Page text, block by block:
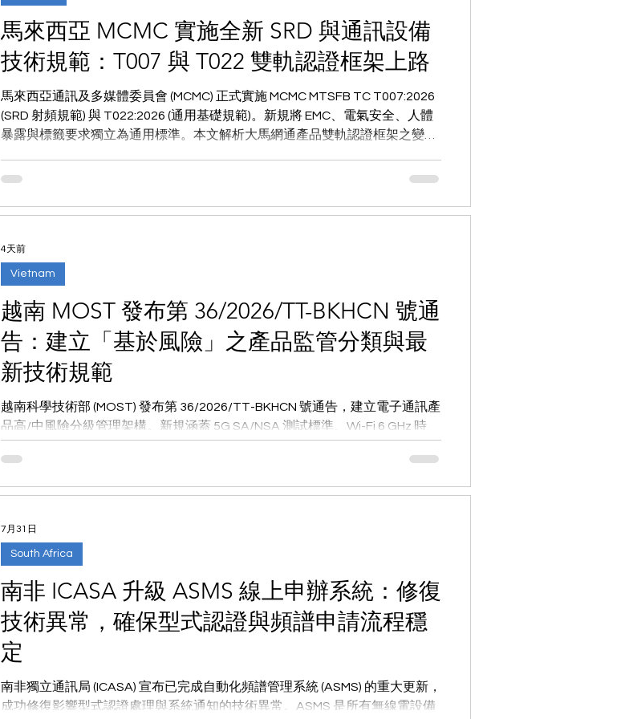
馬來西亞 MCMC 實施全新 SRD 與通訊設備
技術規範：T007 與 T022 雙軌認證框架上路
馬來西亞通訊及多媒體委員會 (MCMC) 正式實施 MCMC MTSFB TC T007:2026
(SRD 射頻規範) 與 T022:2026 (通用基礎規範)。新規將 EMC、電氣安全、人體
暴露與標籤要求獨立為通用標準。本文解析大馬網通產品雙軌認證框架之變
越南 MOST 發布第 36/2026/TT-BKHCN 號通
告：建立「基於風險」之產品監管分類與最
新技術規範
越南科學技術部 (MOST) 發布第 36/2026/TT-BKHCN 號通告，建立電子通訊產
品高/中風險分級管理架構。新規涵蓋 5G SA/NSA 測試標準、Wi-Fi 6 GHz 時
Mark 與過渡期合規重點。
Vietnam
4天前
南非 ICASA 升級 ASMS 線上申辦系統：修復
技術異常，確保型式認證與頻譜申請流程穩
定
南非獨立通訊局 (ICASA) 宣布已完成自動化頻譜管理系統 (ASMS) 的重大更新，
成功修復影響型式認證處理與系統通知的技術異常。ASMS 是所有無線電設備
South Africa
7月31日